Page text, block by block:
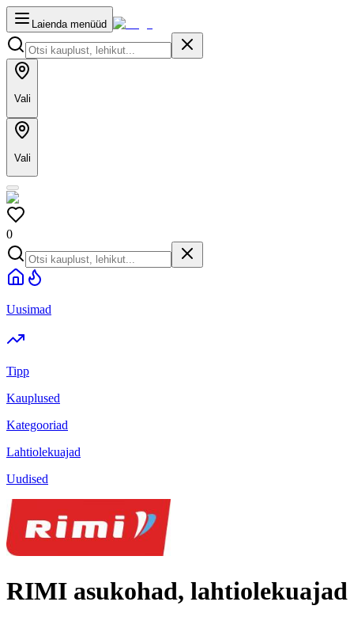
Laienda menüüd
Vali
Vali
0
Uusimad
Tipp
Kauplused
Kategooriad
Lahtiolekuajad
Uudised
RIMI asukohad, lahtiolekuajad